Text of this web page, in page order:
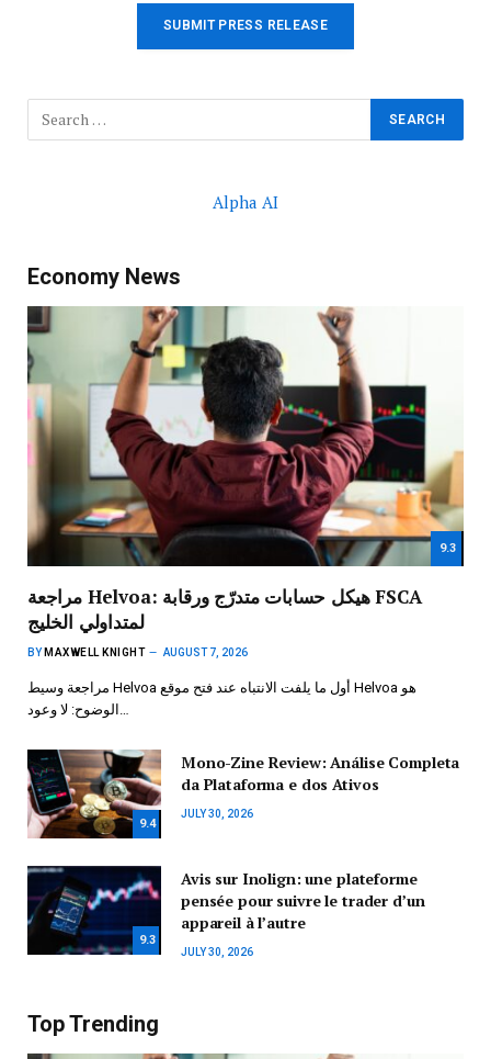
SUBMIT PRESS RELEASE
Alpha AI
Economy News
9.3
مراجعة Helvoa: هيكل حسابات متدرّج ورقابة FSCA
لمتداولي الخليج
BY MAXWELL KNIGHT AUGUST 7, 2026
مراجعة وسيط Helvoa أول ما يلفت الانتباه عند فتح موقع Helvoa هو
9.4
Mono-Zine Review: Análise Completa
da Plataforma e dos Ativos
JULY 30, 2026
9.3
Avis sur Inolign: une plateforme
pensée pour suivre le trader d’un
appareil à l’autre
JULY 30, 2026
Top Trending